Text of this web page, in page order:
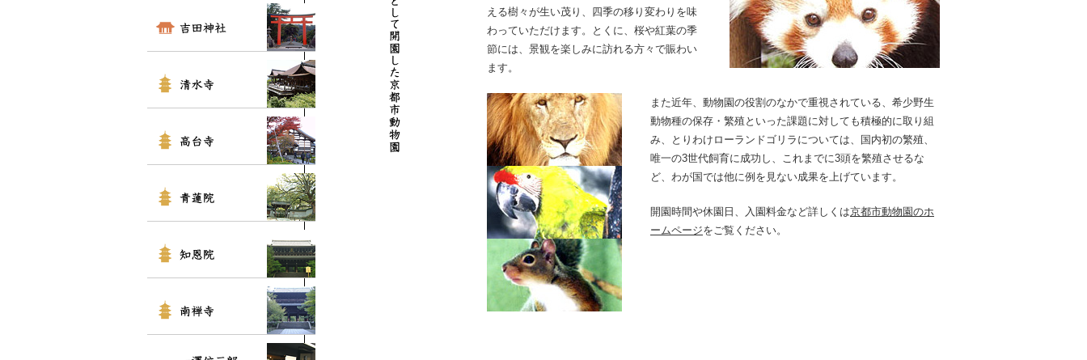
える樹々が生い茂り、四季の移り変わりを味
わっていただけます。とくに、桜や紅葉の季
節には、景観を楽しみに訪れる方々で賑わい
ます。
また近年、動物園の役割のなかで重視されている、希少野生
動物種の保存・繁殖といった課題に対しても積極的に取り組
み、とりわけローランドゴリラについては、国内初の繁殖、
唯一の3世代飼育に成功し、これまでに3頭を繁殖させるな
ど、わが国では他に例を見ない成果を上げています。
開園時間や休園日、入園料金など詳しくは京都市動物園のホ
ームページをご覧ください。